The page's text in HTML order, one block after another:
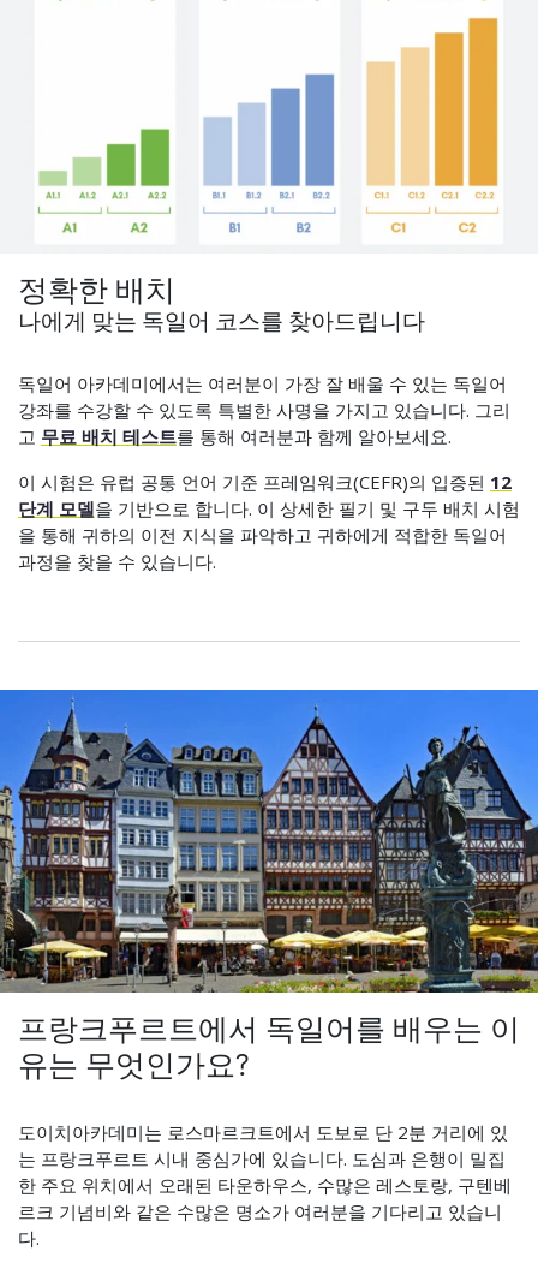
정확한 배치
나에게 맞는 독일어 코스를 찾아드립니다
독일어 아카데미에서는 여러분이 가장 잘 배울 수 있는 독일어
강좌를 수강할 수 있도록 특별한 사명을 가지고 있습니다. 그리
고 무료 배치 테스트를 통해 여러분과 함께 알아보세요.
이 시험은 유럽 공통 언어 기준 프레임워크(CEFR)의 입증된 12
단계 모델을 기반으로 합니다. 이 상세한 필기 및 구두 배치 시험
을 통해 귀하의 이전 지식을 파악하고 귀하에게 적합한 독일어
과정을 찾을 수 있습니다.
프랑크푸르트에서 독일어를 배우는 이
유는 무엇인가요?
도이치아카데미는 로스마르크트에서 도보로 단 2분 거리에 있
는 프랑크푸르트 시내 중심가에 있습니다. 도심과 은행이 밀집
한 주요 위치에서 오래된 타운하우스, 수많은 레스토랑, 구텐베
르크 기념비와 같은 수많은 명소가 여러분을 기다리고 있습니
다.